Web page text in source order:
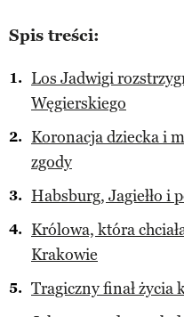
Spis treści:
Los Jadwigi
Węgierskiego
Koronacja dziecka i
zgody
Habsburg, Jagiełło
Królowa, która
Krakowie
Tragiczny finał życia